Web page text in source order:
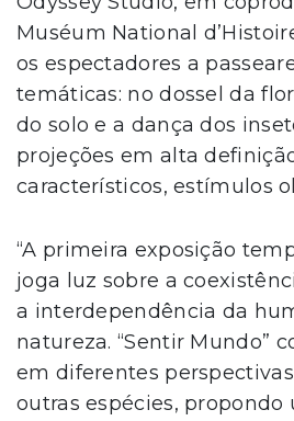
Muséum National
os espectadores a
temáticas: no dossel da
do solo e a dança dos
projeções em alta
característicos, estímulos
“A primeira exposição
joga luz sobre a
a interdependência da
natureza. “Sentir Mundo”
em diferentes
outras espécies,